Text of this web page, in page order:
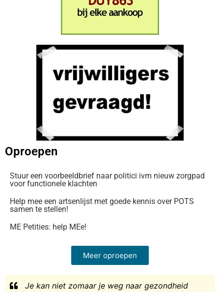
Oproepen
Stuur een voorbeeldbrief naar politici ivm nieuw zorgpad
voor functionele klachten
Help mee een artsenlijst met goede kennis over POTS
samen te stellen!
ME Petities: help MEe!
Meer oproepen
Je kan niet zomaar je weg naar gezondheid